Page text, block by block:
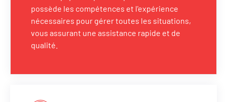
possède les compétences et l'expérience
nécessaires pour gérer toutes les situations,
vous assurant une assistance rapide et de
qualité.